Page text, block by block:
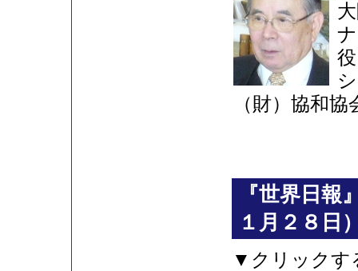
（財）協和協
『世界日報
１月２８日
▼クリックす